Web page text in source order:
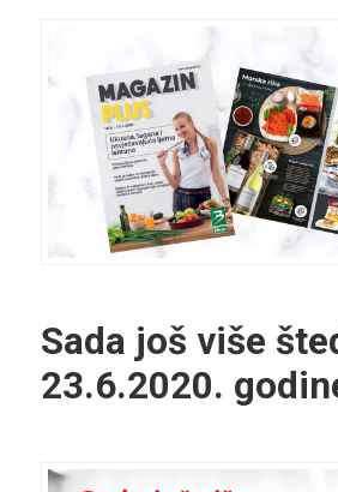
Sada još više
23.6.2020.